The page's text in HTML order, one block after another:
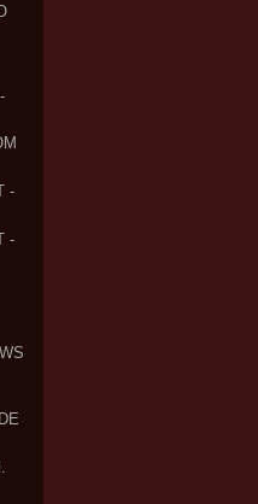
-
-